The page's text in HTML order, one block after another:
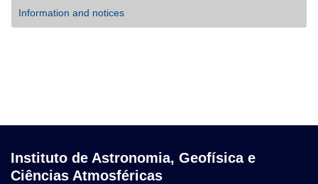
Information and notices
Instituto de Astronomia, Geofísica e
Ciências Atmosféricas